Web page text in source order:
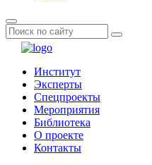
Институт
Эксперты
Спецпроекты
Мероприятия
Библиотека
О проекте
Контакты